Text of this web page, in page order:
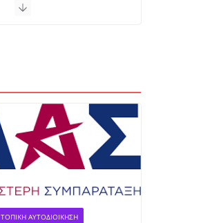
6 Αυγούστου, 2026
Ο Φωκικός
παρουσιάζει την
Παρασκευή τη νέα του
εμφάνιση στην
Πλατεία Κεχαγιά
ΤΟΠΙΚΉ ΑΥΤΟΔΙΟΊΚΗΣΗ